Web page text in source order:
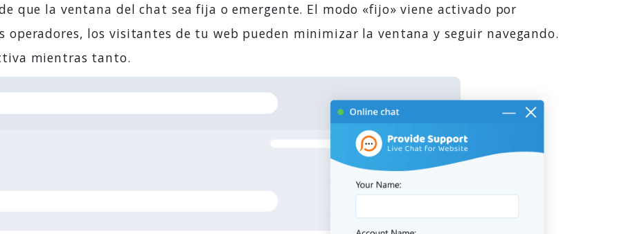
que la ventana del chat sea fija o emergente. El modo «fijo» viene activado por
operadores, los visitantes de tu web pueden minimizar la ventana y seguir navegando.
mientras tanto.